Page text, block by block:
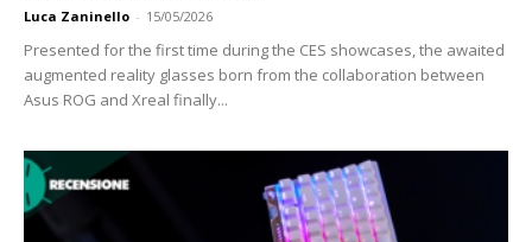
Luca Zaninello - 15/05/2026
Presented for the first time during the CES showcases, the awaited
augmented reality glasses born from the collaboration between
Asus ROG and Xreal finally...